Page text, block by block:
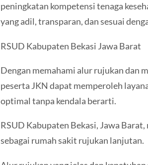
peningkatan kompetensi tenaga
yang adil, transparan, dan sesuai
RSUD Kabupaten Bekasi Jawa Barat
Dengan memahami alur rujukan dan
peserta JKN dapat memperoleh
optimal tanpa kendala berarti.
RSUD Kabupaten Bekasi, Jawa
sebagai rumah sakit rujukan lanjutan.